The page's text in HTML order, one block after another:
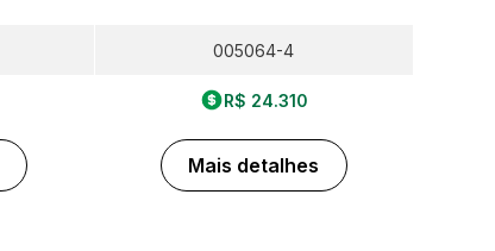
005064-4
R$ 24.310
Mais detalhes